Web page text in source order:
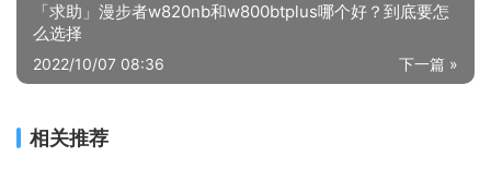
「求助」漫步者w820nb和w800btplus哪个好？到底要怎
么选择
下一篇 »
2022/10/07 08:36
相关推荐